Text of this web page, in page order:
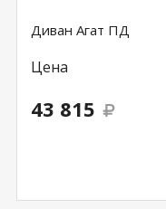
Диван Агат ПД
Цена
43 815